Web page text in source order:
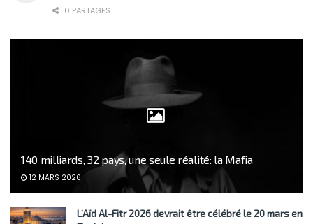
0 PARTAGES
140 milliards, 32 pays, une seule réalité: la Mafia
12 MARS 2026
L’Aïd Al-Fitr 2026 devrait être célébré le 20 mars en